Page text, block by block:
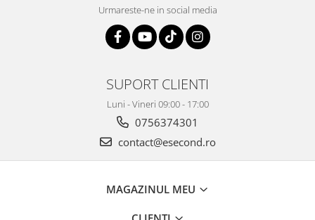
Urmareste-ne in social media
SUPORT CLIENTI
Luni - Vineri 09:00 - 17:00
0756374301
contact@esecond.ro
MAGAZINUL MEU